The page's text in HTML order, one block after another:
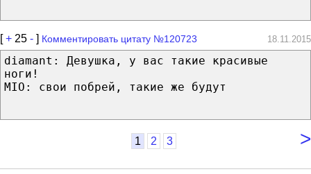
[+ 25 - ] Комментировать цитату №120723 18.11.2015
diamant: Девушка, у вас такие красивые
ноги!
MIO: свои побрей, такие же будут
>
1 2 3